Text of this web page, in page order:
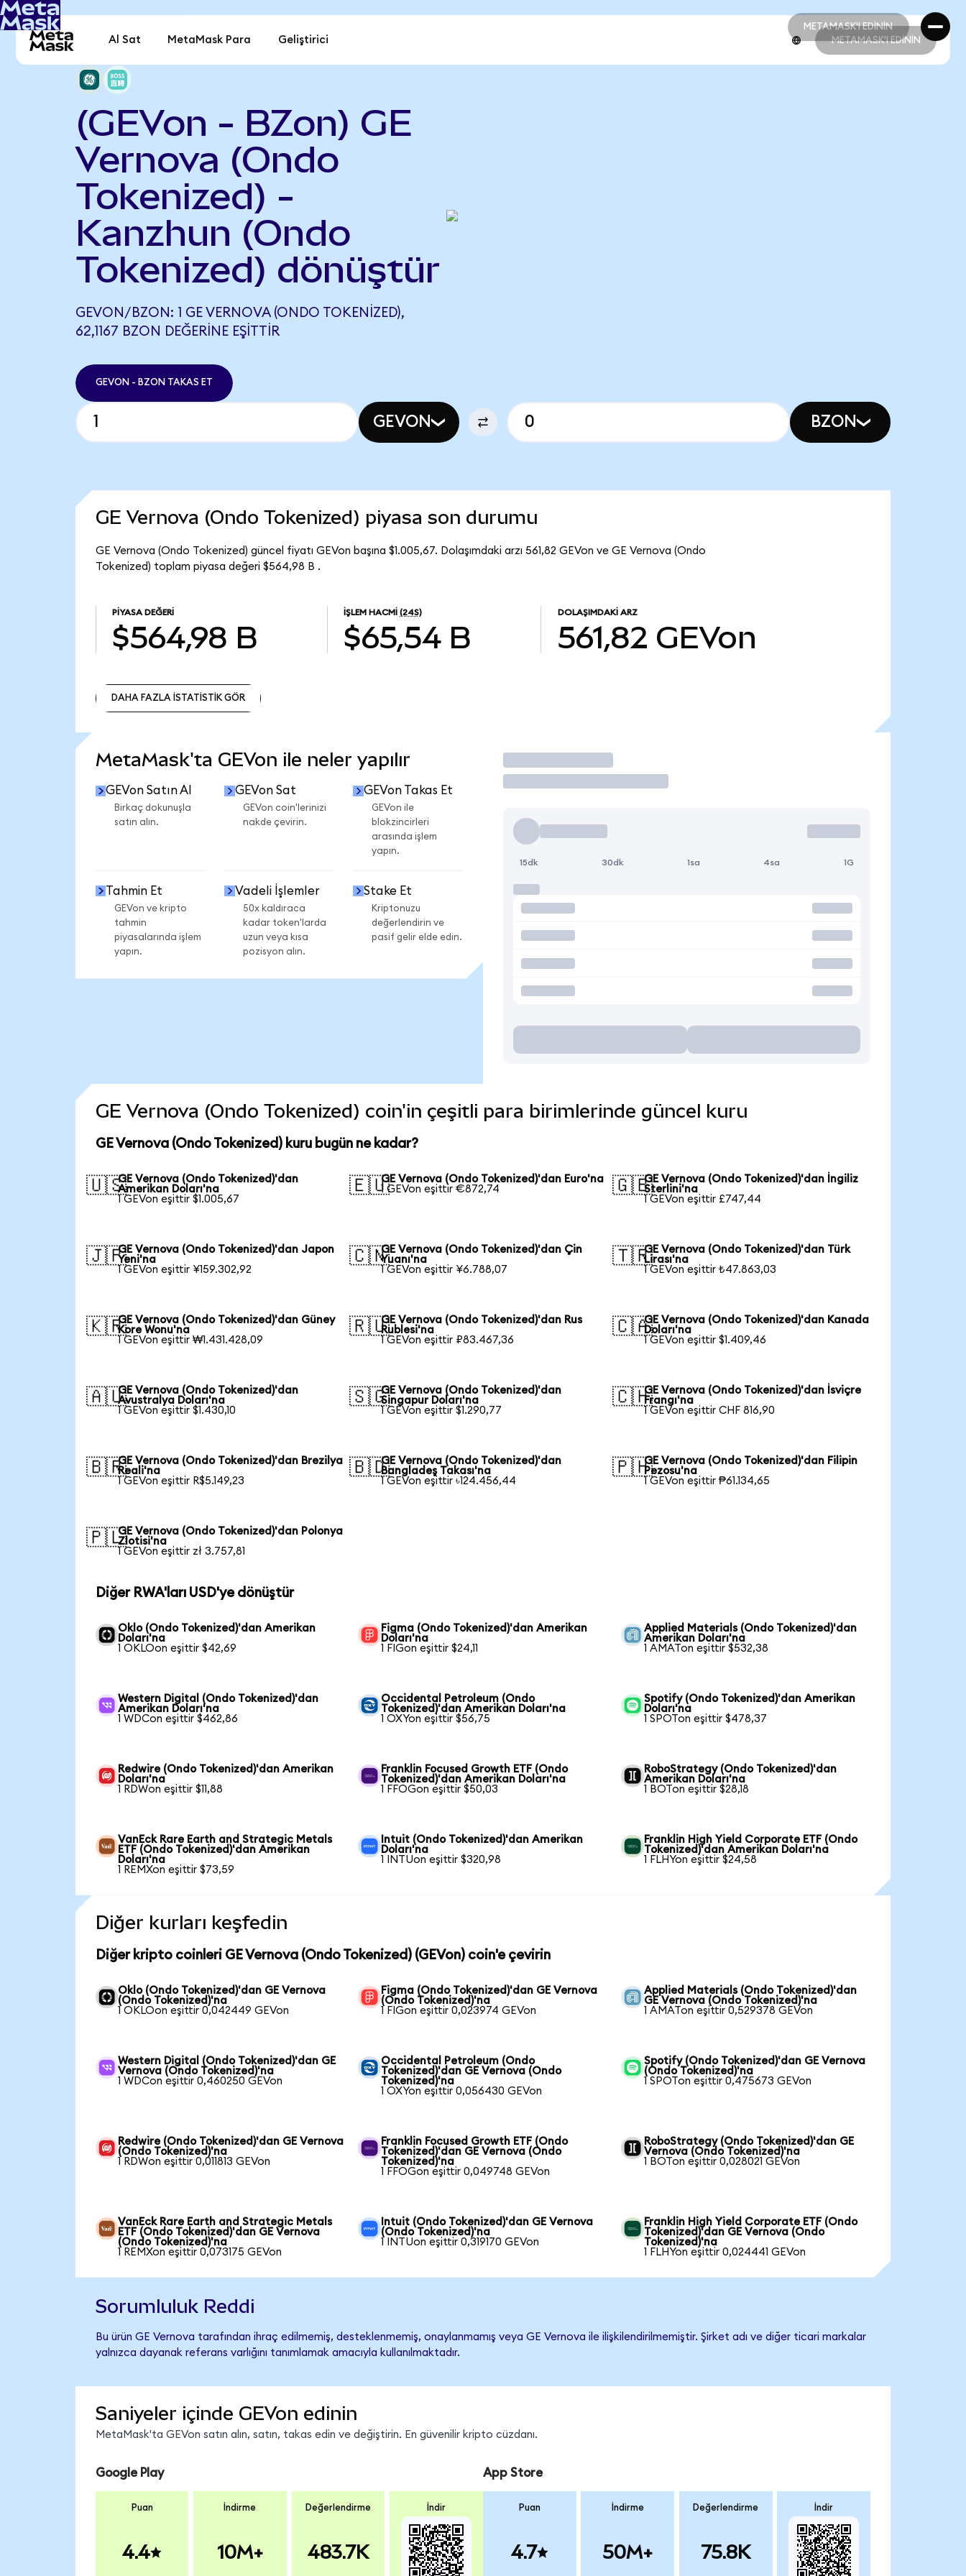
METAMASK'I EDİNİN
METAMASK'I EDİNİN
Al Sat MetaMask Para Geliştirici METAMASK'I EDİNİN
(GEVon - BZon) GE
Vernova (Ondo
Tokenized) -
Kanzhun (Ondo
Tokenized) dönüştür
GEVON/BZON: 1 GE VERNOVA (ONDO TOKENIZED),
62,1167 BZON DEĞERINE EŞITTIR
GEVON - BZON TAKAS ET
GEVON BZON
GE Vernova (Ondo Tokenized) piyasa son durumu
GE Vernova (Ondo Tokenized) güncel fiyatı GEVon başına $1.005,67. Dolaşımdaki arzı 561,82 GEVon ve GE Vernova (Ondo
Tokenized) toplam piyasa değeri $564,98 B .
PIYASA DEĞERI
$564,98 B
İŞLEM HACMI (24S)
$65,54 B
DOLAŞIMDAKI ARZ
561,82 GEVon
DAHA FAZLA İSTATİSTİK GÖR
MetaMask'ta GEVon ile neler yapılır
GEVon Satın Al
Birkaç dokunuşla
satın alın.
GEVon Sat
GEVon coin'lerinizi
nakde çevirin.
GEVon Takas Et
GEVon ile
blokzincirleri
arasında işlem
yapın.
Tahmin Et
GEVon ve kripto
tahmin
piyasalarında işlem
yapın.
Vadeli İşlemler
50x kaldıraca
kadar token'larda
uzun veya kısa
pozisyon alın.
Stake Et
Kriptonuzu
değerlendirin ve
pasif gelir elde edin.
İşlem Yap
15dk 30dk 1sa 4sa 1G
GE Vernova (Ondo Tokenized) coin'in çeşitli para birimlerinde güncel kuru
GE Vernova (Ondo Tokenized) kuru bugün ne kadar?
🇺🇸GE Vernova (Ondo Tokenized)'dan
Amerikan Doları'na
1 GEVon eşittir $1.005,67
🇪🇺GE Vernova (Ondo Tokenized)'dan Euro'na
1 GEVon eşittir €872,74
🇬🇧GE Vernova (Ondo Tokenized)'dan İngiliz
Sterlini'na
1 GEVon eşittir £747,44
🇯🇵GE Vernova (Ondo Tokenized)'dan Japon
Yeni'na
1 GEVon eşittir ¥159.302,92
🇨🇳GE Vernova (Ondo Tokenized)'dan Çin
Yuanı'na
1 GEVon eşittir ¥6.788,07
🇹🇷GE Vernova (Ondo Tokenized)'dan Türk
Lirası'na
1 GEVon eşittir ₺47.863,03
🇰🇷GE Vernova (Ondo Tokenized)'dan Güney
Kore Wonu'na
1 GEVon eşittir ₩1.431.428,09
🇷🇺GE Vernova (Ondo Tokenized)'dan Rus
Rublesi'na
1 GEVon eşittir ₽83.467,36
🇨🇦GE Vernova (Ondo Tokenized)'dan Kanada
Doları'na
1 GEVon eşittir $1.409,46
🇦🇺GE Vernova (Ondo Tokenized)'dan
Avustralya Doları'na
1 GEVon eşittir $1.430,10
🇸🇬GE Vernova (Ondo Tokenized)'dan
Singapur Doları'na
1 GEVon eşittir $1.290,77
🇨🇭GE Vernova (Ondo Tokenized)'dan İsviçre
Frangı'na
1 GEVon eşittir CHF 816,90
🇧🇷GE Vernova (Ondo Tokenized)'dan Brezilya
Reali'na
1 GEVon eşittir R$5.149,23
🇧🇩GE Vernova (Ondo Tokenized)'dan
Bangladeş Takası'na
1 GEVon eşittir ৳124.456,44
🇵🇭GE Vernova (Ondo Tokenized)'dan Filipin
Pezosu'na
1 GEVon eşittir ₱61.134,65
🇵🇱GE Vernova (Ondo Tokenized)'dan Polonya
Zlotisi'na
1 GEVon eşittir zł 3.757,81
Diğer RWA'ları USD'ye dönüştür
Oklo (Ondo Tokenized)'dan Amerikan
Doları'na
1 OKLOon eşittir $42,69
Figma (Ondo Tokenized)'dan Amerikan
Doları'na
1 FIGon eşittir $24,11
Applied Materials (Ondo Tokenized)'dan
Amerikan Doları'na
1 AMATon eşittir $532,38
Western Digital (Ondo Tokenized)'dan
Amerikan Doları'na
1 WDCon eşittir $462,86
Occidental Petroleum (Ondo
Tokenized)'dan Amerikan Doları'na
1 OXYon eşittir $56,75
Spotify (Ondo Tokenized)'dan Amerikan
Doları'na
1 SPOTon eşittir $478,37
Redwire (Ondo Tokenized)'dan Amerikan
Doları'na
1 RDWon eşittir $11,88
Franklin Focused Growth ETF (Ondo
Tokenized)'dan Amerikan Doları'na
1 FFOGon eşittir $50,03
RoboStrategy (Ondo Tokenized)'dan
Amerikan Doları'na
1 BOTon eşittir $28,18
VanEck Rare Earth and Strategic Metals
ETF (Ondo Tokenized)'dan Amerikan
Doları'na
1 REMXon eşittir $73,59
Intuit (Ondo Tokenized)'dan Amerikan
Doları'na
1 INTUon eşittir $320,98
Franklin High Yield Corporate ETF (Ondo
Tokenized)'dan Amerikan Doları'na
1 FLHYon eşittir $24,58
Diğer kurları keşfedin
Diğer kripto coinleri GE Vernova (Ondo Tokenized) (GEVon) coin'e çevirin
Oklo (Ondo Tokenized)'dan GE Vernova
(Ondo Tokenized)'na
1 OKLOon eşittir 0,042449 GEVon
Figma (Ondo Tokenized)'dan GE Vernova
(Ondo Tokenized)'na
1 FIGon eşittir 0,023974 GEVon
Applied Materials (Ondo Tokenized)'dan
GE Vernova (Ondo Tokenized)'na
1 AMATon eşittir 0,529378 GEVon
Western Digital (Ondo Tokenized)'dan GE
Vernova (Ondo Tokenized)'na
1 WDCon eşittir 0,460250 GEVon
Occidental Petroleum (Ondo
Tokenized)'dan GE Vernova (Ondo
Tokenized)'na
1 OXYon eşittir 0,056430 GEVon
Spotify (Ondo Tokenized)'dan GE Vernova
(Ondo Tokenized)'na
1 SPOTon eşittir 0,475673 GEVon
Redwire (Ondo Tokenized)'dan GE Vernova
(Ondo Tokenized)'na
1 RDWon eşittir 0,011813 GEVon
Franklin Focused Growth ETF (Ondo
Tokenized)'dan GE Vernova (Ondo
Tokenized)'na
1 FFOGon eşittir 0,049748 GEVon
RoboStrategy (Ondo Tokenized)'dan GE
Vernova (Ondo Tokenized)'na
1 BOTon eşittir 0,028021 GEVon
VanEck Rare Earth and Strategic Metals
ETF (Ondo Tokenized)'dan GE Vernova
(Ondo Tokenized)'na
1 REMXon eşittir 0,073175 GEVon
Intuit (Ondo Tokenized)'dan GE Vernova
(Ondo Tokenized)'na
1 INTUon eşittir 0,319170 GEVon
Franklin High Yield Corporate ETF (Ondo
Tokenized)'dan GE Vernova (Ondo
Tokenized)'na
1 FLHYon eşittir 0,024441 GEVon
Sorumluluk Reddi
Bu ürün GE Vernova tarafından ihraç edilmemiş, desteklenmemiş, onaylanmamış veya GE Vernova ile ilişkilendirilmemiştir. Şirket adı ve diğer ticari markalar
yalnızca dayanak referans varlığını tanımlamak amacıyla kullanılmaktadır.
Saniyeler içinde GEVon edinin
MetaMask'ta GEVon satın alın, satın, takas edin ve değiştirin. En güvenilir kripto cüzdanı.
Google Play
Puan
4.4
İndirme
10M+
Değerlendirme
483.7K
İndir
App Store
Puan
4.7
İndirme
50M+
Değerlendirme
75.8K
İndir